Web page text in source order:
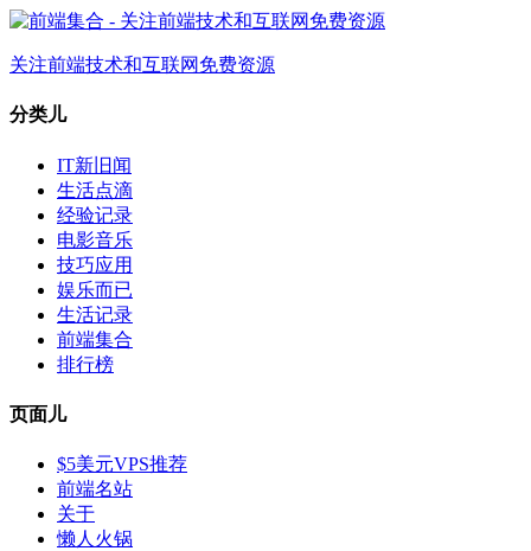
关注前端技术和互联网免费资源
分类儿
IT新旧闻
生活点滴
经验记录
电影音乐
技巧应用
娱乐而已
生活记录
前端集合
排行榜
页面儿
$5美元VPS推荐
前端名站
关于
懒人火锅